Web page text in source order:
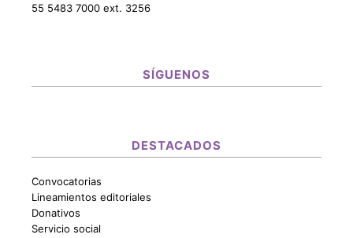
55 5483 7000 ext. 3256
SÍGUENOS
DESTACADOS
Convocatorias
Lineamientos editoriales
Donativos
Servicio social